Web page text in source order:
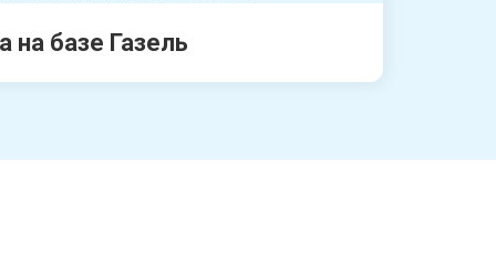
на базе Газель